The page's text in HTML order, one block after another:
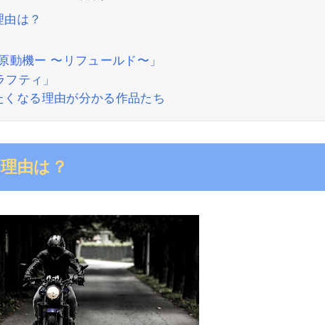
は？
動機ー 〜リフュールド〜」
ティ」
なる理由が分かる作品たち
由は？